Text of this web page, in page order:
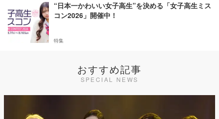
“日本一かわいい女子高生”を決める「女子高生ミス
コン2026」開催中！
特集
おすすめ記事
SPECIAL NEWS